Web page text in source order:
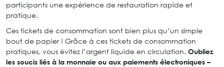
participants une expérience de restauration rapide et
pratique.
Ces tickets de consommation sont bien plus qu’un simple
bout de papier ! Grâce à ces tickets de consommation
pratiques, vous évitez l’argent liquide en circulation. Oubliez
les soucis liés à la monnaie ou aux paiements électroniques –